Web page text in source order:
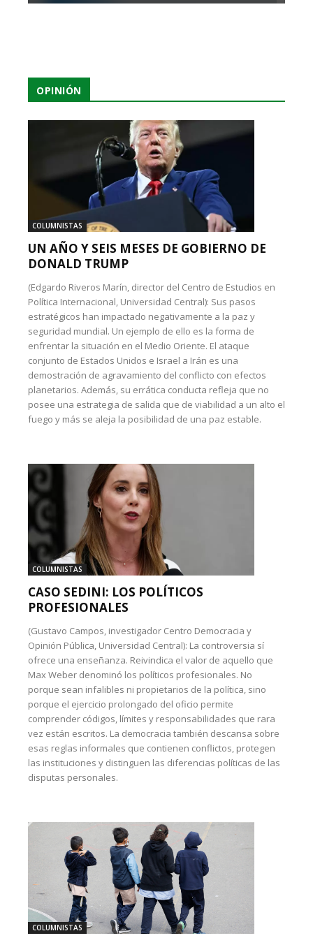
OPINIÓN
COLUMNISTAS
UN AÑO Y SEIS MESES DE GOBIERNO DE
DONALD TRUMP
(Edgardo Riveros Marín, director del Centro de Estudios en
Política Internacional, Universidad Central): Sus pasos
estratégicos han impactado negativamente a la paz y
seguridad mundial. Un ejemplo de ello es la forma de
enfrentar la situación en el Medio Oriente. El ataque
conjunto de Estados Unidos e Israel a Irán es una
demostración de agravamiento del conflicto con efectos
planetarios. Además, su errática conducta refleja que no
posee una estrategia de salida que de viabilidad a un alto el
fuego y más se aleja la posibilidad de una paz estable.
COLUMNISTAS
CASO SEDINI: LOS POLÍTICOS
PROFESIONALES
(Gustavo Campos, investigador Centro Democracia y
Opinión Pública, Universidad Central): La controversia sí
ofrece una enseñanza. Reivindica el valor de aquello que
Max Weber denominó los políticos profesionales. No
porque sean infalibles ni propietarios de la política, sino
porque el ejercicio prolongado del oficio permite
comprender códigos, límites y responsabilidades que rara
vez están escritos. La democracia también descansa sobre
esas reglas informales que contienen conflictos, protegen
las instituciones y distinguen las diferencias políticas de las
disputas personales.
COLUMNISTAS